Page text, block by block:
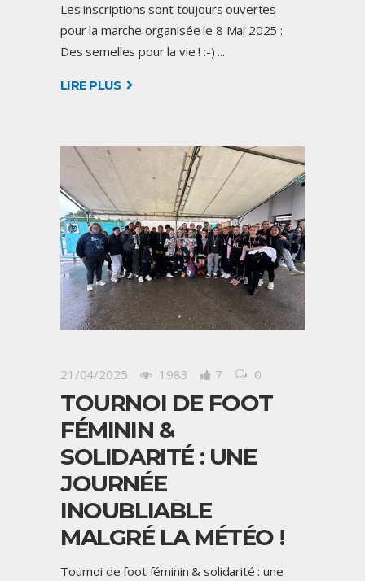
Les inscriptions sont toujours ouvertes
pour la marche organisée le 8 Mai 2025 :
Des semelles pour la vie ! :-)
LIRE PLUS
21/04/2025 1983 7 0
TOURNOI DE FOOT
FÉMININ &
SOLIDARITÉ : UNE
JOURNÉE
INOUBLIABLE
MALGRÉ LA MÉTÉO !
Tournoi de foot féminin & solidarité : une